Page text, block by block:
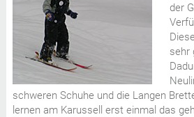
der
sehr
schweren Schuhe und die Langen
lernen am Karussell erst einmal das